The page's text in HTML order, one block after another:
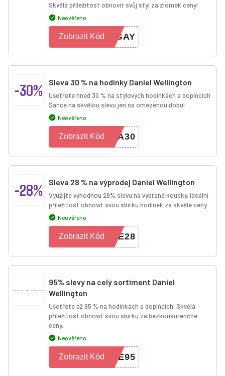
Skvělá příležitost obnovit svůj styl za zlomek ceny!
Neověřeno
VGAY
Zobrazit Kód
-30% Sleva 30 % na hodinky Daniel Wellington
Ušetřete hned 30 % na stylových hodinkách a doplňcích.
Šance na skvělou slevu jen na omezenou dobu!
Neověřeno
IA30
Zobrazit Kód
-28% Sleva 28 % na výprodej Daniel Wellington
Využijte výhodnou 28% slevu na vybrané kousky. Ideální
příležitost obnovit svou sbírku hodinek za skvělé ceny.
Neověřeno
LE28
Zobrazit Kód
95% slevy na celý sortiment Daniel
Wellington
Ušetřete až 95 % na hodinkách a doplňcích. Skvělá
příležitost obnovit svou sbírku za bezkonkurenčné
ceny.
Neověřeno
VE95
Zobrazit Kód